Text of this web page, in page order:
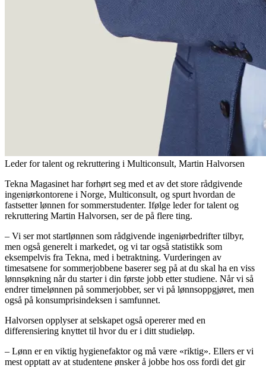
Leder for talent og rekruttering i Multiconsult, Martin Halvorsen
Tekna Magasinet har forhørt seg med et av det store rådgivende
ingeniørkontorene i Norge, Multiconsult, og spurt hvordan de
fastsetter lønnen for sommerstudenter. Ifølge leder for talent og
rekruttering Martin Halvorsen, ser de på flere ting.
– Vi ser mot startlønnen som rådgivende ingeniørbedrifter tilbyr,
men også generelt i markedet, og vi tar også statistikk som
eksempelvis fra Tekna, med i betraktning. Vurderingen av
timesatsene for sommerjobbene baserer seg på at du skal ha en viss
lønnsøkning når du starter i din første jobb etter studiene. Når vi så
endrer timelønnen på sommerjobber, ser vi på lønnsoppgjøret, men
også på konsumprisindeksen i samfunnet.
Halvorsen opplyser at selskapet også opererer med en
differensiering knyttet til hvor du er i ditt studieløp.
– Lønn er en viktig hygienefaktor og må være «riktig». Ellers er vi
mest opptatt av at studentene ønsker å jobbe hos oss fordi det gir